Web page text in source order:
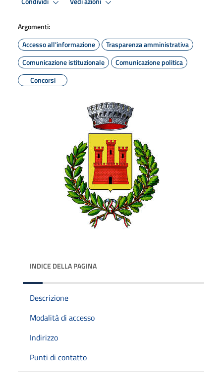
Argomenti:
Accesso all'informazione
Trasparenza amministrativa
Comunicazione istituzionale
Comunicazione politica
Concorsi
INDICE DELLA PAGINA
Descrizione
Modalità di accesso
Indirizzo
Punti di contatto